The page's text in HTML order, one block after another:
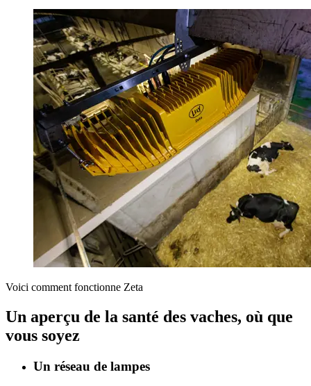
Voici comment fonctionne Zeta
Un aperçu de la santé des vaches, où que
vous soyez
Un réseau de lampes